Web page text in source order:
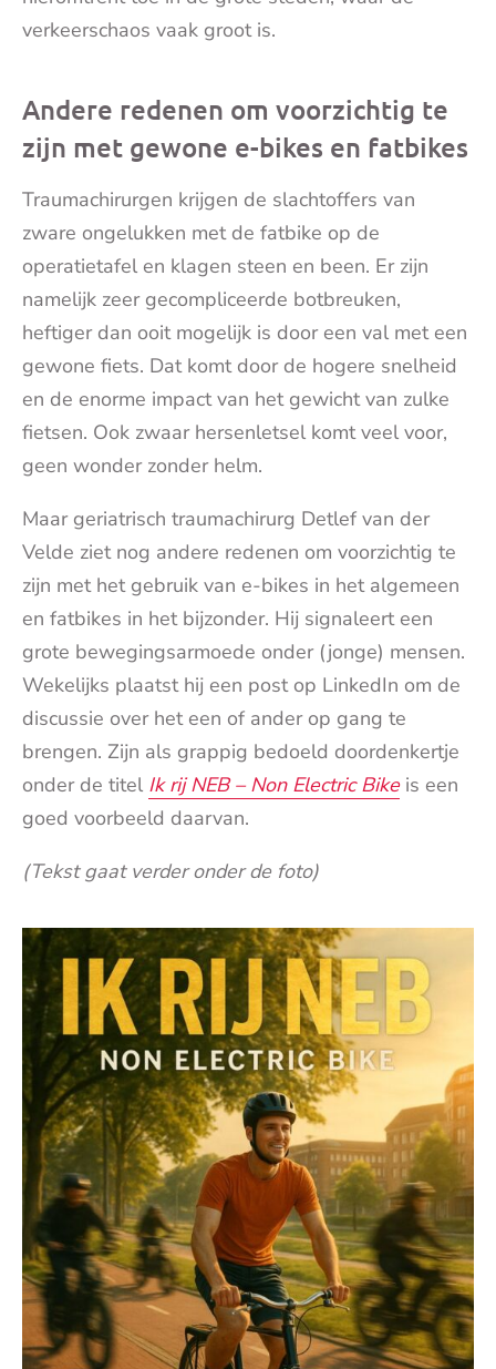
verkeerschaos vaak groot is.
Andere redenen om voorzichtig te
zijn met gewone e-bikes en fatbikes
Traumachirurgen krijgen de slachtoffers van
zware ongelukken met de fatbike op de
operatietafel en klagen steen en been. Er zijn
namelijk zeer gecompliceerde botbreuken,
heftiger dan ooit mogelijk is door een val met een
gewone fiets. Dat komt door de hogere snelheid
en de enorme impact van het gewicht van zulke
fietsen. Ook zwaar hersenletsel komt veel voor,
geen wonder zonder helm.
Maar geriatrisch traumachirurg Detlef van der
Velde ziet nog andere redenen om voorzichtig te
zijn met het gebruik van e-bikes in het algemeen
en fatbikes in het bijzonder. Hij signaleert een
grote bewegingsarmoede onder (jonge) mensen.
Wekelijks plaatst hij een post op LinkedIn om de
discussie over het een of ander op gang te
brengen. Zijn als grappig bedoeld doordenkertje
onder de titel Ik rij NEB – Non Electric Bikeis een
goed voorbeeld daarvan.
(Tekst gaat verder onder de foto)